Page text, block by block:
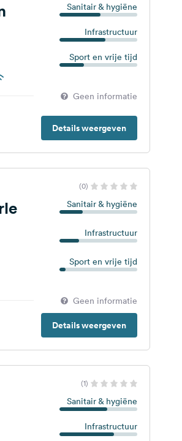
Sanitair & hygiëne
Infrastructuur
Sport en vrije tijd
Geen informatie
Details weergeven
(0)
Sanitair & hygiëne
Infrastructuur
Sport en vrije tijd
Geen informatie
Details weergeven
(1)
Sanitair & hygiëne
Infrastructuur